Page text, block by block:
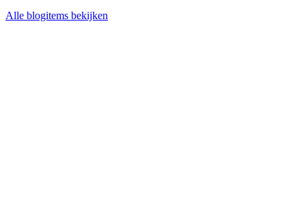
Alle blogitems bekijken